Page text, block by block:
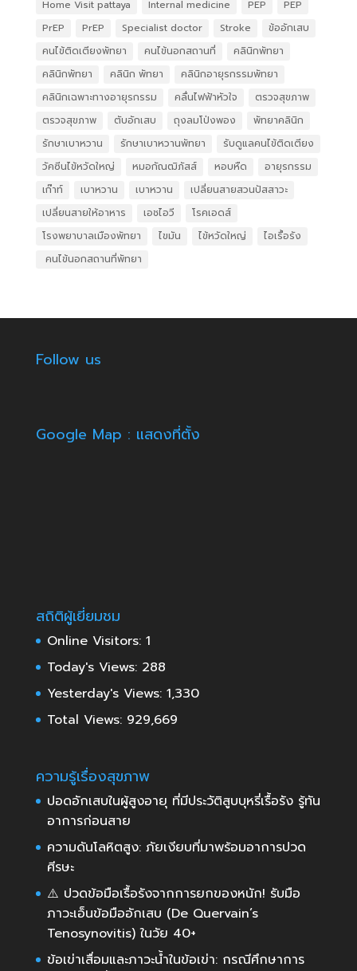
Home Visit pattaya
Internal medicine PEP
PEP
PrEP
PrEP Specialist doctor Stroke
ข้ออักเสบ
คนไข้ติดเตียงพัทยา
คนไข้นอกสถานที่
คลินิกพัทยา
คลินิกพัทยา
คลินิก พัทยา
คลินิกอายุรกรรมพัทยา
คลินิกเฉพาะทางอายุรกรรม
คลื่นไฟฟ้าหัวใจ
ตรวจสุขภาพ
ตรวจสุขภาพ
ตับอักเสบ ถุงลมโป่งพอง
พัทยาคลินิก
รักษาเบาหวาน
รักษาเบาหวานพัทยา
รับดูแลคนไข้ติดเตียง
วัคซีนไข้หวัดใหญ่
หมอกัณฒิภัสส์ หอบหืด
อายุรกรรม
เก๊าท์
เบาหวาน เบาหวาน
เปลี่ยนสายสวนปัสสาวะ
เปลี่ยนสายให้อาหาร
เอชไอวี
โรคเอดส์
โรงพยาบาลเมืองพัทยา
ไขมัน ไข้หวัดใหญ่
ไอเรื้อรัง
​ คนไข้นอกสถานที่พัทยา
Follow us
Google Map : แสดงที่ตั้ง
สถิติผู้เยี่ยมชม
Online Visitors: 1
Today's Views: 288
Yesterday's Views: 1,330
Total Views: 929,669
ความรู้เรื่องสุขภาพ
ปอดอักเสบในผู้สูงอายุ ที่มีประวัติสูบบุหรี่เรื้อรัง รู้ทัน
อาการก่อนสาย
ความดันโลหิตสูง: ภัยเงียบที่มาพร้อมอาการปวด
ศีรษะ
⚠️ ปวดข้อมือเรื้อรังจากการยกของหนัก! รับมือ
ภาวะเอ็นข้อมืออักเสบ (De Quervain’s
Tenosynovitis) ในวัย 40+
ข้อเข่าเสื่อมและภาวะน้ำในข้อเข่า: กรณีศึกษาการ